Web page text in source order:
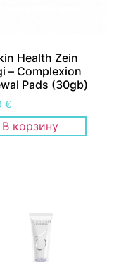
Health Zein
– Сomplexion
Pads (30gb)
€
В корзину